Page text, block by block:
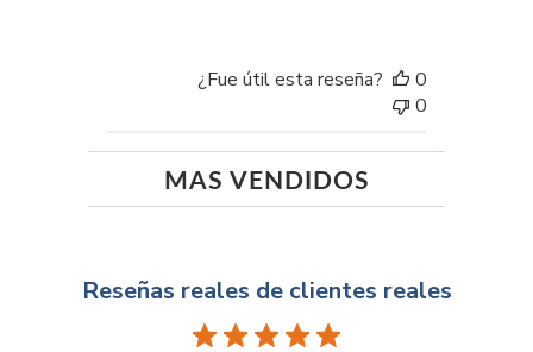
revisión
realizada
comentario
personalizado
¿Fue útil esta reseña?
0
0
MAS VENDIDOS
Reseñas reales de clientes reales